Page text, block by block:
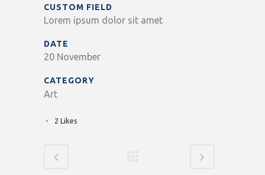
CUSTOM FIELD
Lorem ipsum dolor sit amet
DATE
20 November
CATEGORY
Art
2 Likes